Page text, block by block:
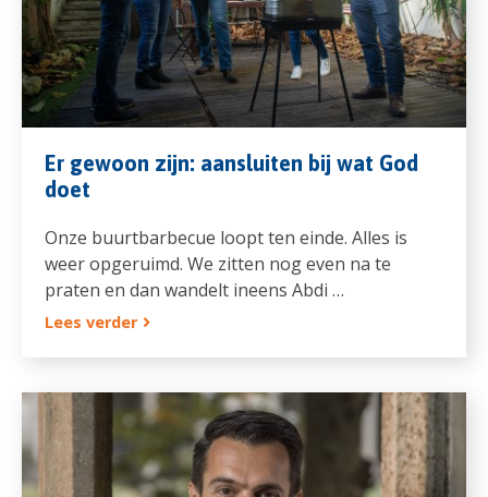
Er gewoon zijn: aansluiten bij wat God
doet
Onze buurtbarbecue loopt ten einde. Alles is
weer opgeruimd. We zitten nog even na te
praten en dan wandelt ineens Abdi …
Lees verder